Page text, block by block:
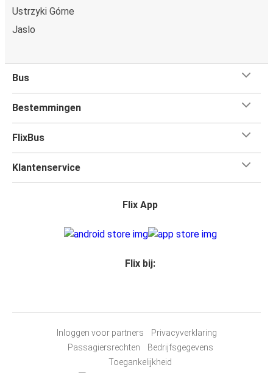
Ustrzyki Górne
Jaslo
Bus
Bestemmingen
FlixBus
Klantenservice
Flix App
Flix bij:
Inloggen voor partners
Privacyverklaring
Passagiersrechten
Bedrijfsgegevens
Toegankelijkheid